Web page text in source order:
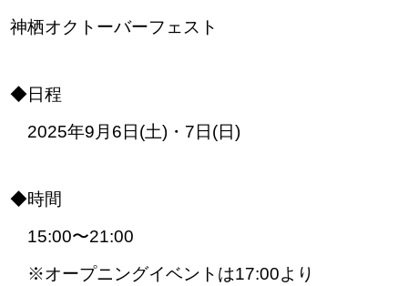
神栖オクトーバーフェスト
◆日程
2025年9月6日(土)・7日(日)
◆時間
15:00〜21:00
※オープニングイベントは17:00より